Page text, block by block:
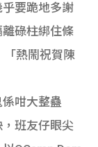
要跪地多謝
碌柱綁住條
「熱鬧祝賀陳
咁大整蠱
班友仔眼尖